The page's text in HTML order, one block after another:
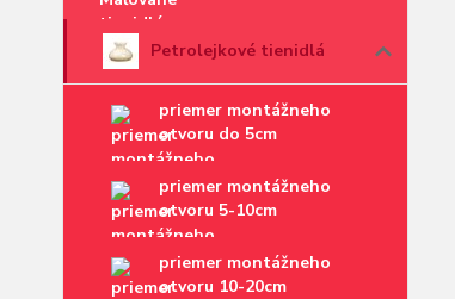
Petrolejkové tienidlá
priemer montážneho
otvoru do 5cm
priemer montážneho
otvoru 5-10cm
priemer montážneho
otvoru 10-20cm